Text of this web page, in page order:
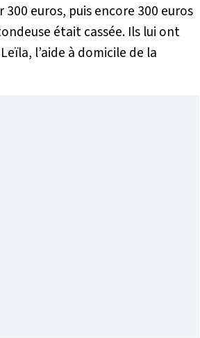
euros, puis encore 300 euros
était cassée. Ils lui ont
l’aide à domicile de la